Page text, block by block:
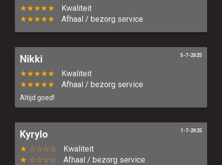
★★★★★
Kwaliteit
★★★★★
Afhaal / bezorg service
Nikki
★★★★★
Kwaliteit
★★★★★
Afhaal / bezorg service
Altijd goed!
5-7-2025
Kyrylo
★ ☆☆☆☆
Kwaliteit
★ ☆☆☆☆
Afhaal / bezorg service
1-7-2025